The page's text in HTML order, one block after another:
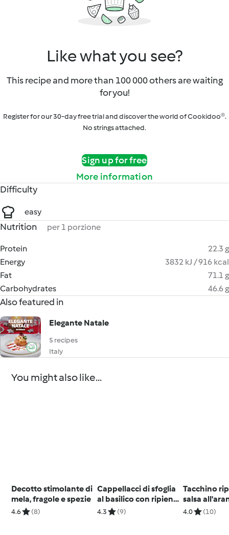
Like what you see?
This recipe and more than 100 000 others are waiting
for you!
Register for our 30-day free trial and discover the world of Cookidoo®.
No strings attached.
Sign up for free
More information
Difficulty
easy
Nutrition per 1 porzione
Protein
22.3 g
Energy
3832 kJ / 916 kcal
Fat
71.1 g
Carbohydrates
46.6 g
Also featured in
Elegante Natale
5 recipes
Italy
You might also like...
Decotto stimolante di
mela, fragole e spezie
4.6 (8)
Cappellacci di sfoglia
al basilico con ripieno
di seppie
4.3 (9)
Tacchino
salsa
4.0 (10)